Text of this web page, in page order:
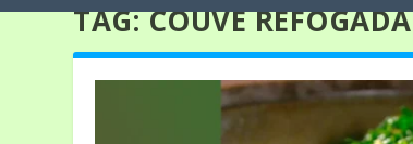
TAG:COUVE REFOGADA